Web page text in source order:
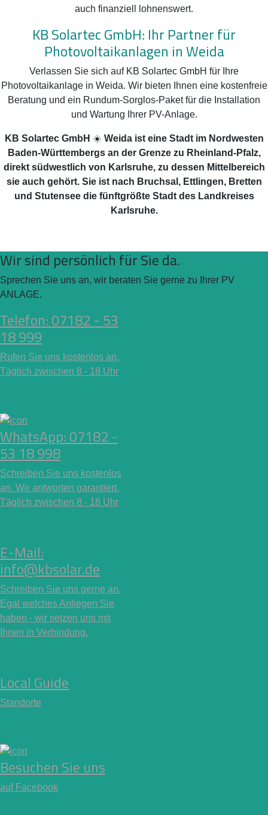
auch finanziell lohnenswert.
KB Solartec GmbH: Ihr Partner für
Photovoltaikanlagen in Weida
Verlassen Sie sich auf KB Solartec GmbH für Ihre
Photovoltaikanlage in Weida. Wir bieten Ihnen eine kostenfreie
Beratung und ein Rundum-Sorglos-Paket für die Installation
und Wartung Ihrer PV-Anlage.
KB Solartec GmbH ☀️ Weida ist eine Stadt im Nordwesten
Baden-Württembergs an der Grenze zu Rheinland-Pfalz,
direkt südwestlich von Karlsruhe, zu dessen Mittelbereich
sie auch gehört. Sie ist nach Bruchsal, Ettlingen, Bretten
und Stutensee die fünftgrößte Stadt des Landkreises
Karlsruhe.
Wir sind persönlich für Sie da.
Sprechen Sie uns an, wir beraten Sie gerne zu Ihrer PV
ANLAGE.
Telefon: 07182 - 53
18 999
Rufen Sie uns kostenlos an.
Täglich zwischen 8 - 18 Uhr
WhatsApp: 07182 -
53 18 998
Schreiben Sie uns kostenlos
an. Wir antworten garantiert.
Täglich zwischen 8 - 18 Uhr
E-Mail:
info@kbsolar.de
Schreiben Sie uns gerne an.
Egal welches Anliegen Sie
haben - wir setzen uns mit
Ihnen in Verbindung.
Local Guide
Standorte
Besuchen Sie uns
auf Facebook